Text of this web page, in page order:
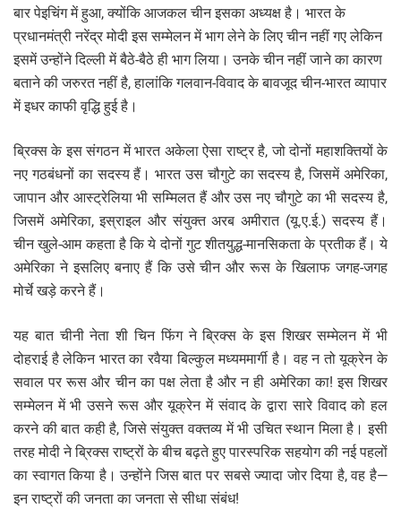
बार पेइचिंग में हुआ, क्योंकि आजकल चीन इसका अध्यक्ष है। भारत के
प्रधानमंत्री नरेंद्र मोदी इस सम्मेलन में भाग लेने के लिए चीन नहीं गए लेकिन
इसमें उन्होंने दिल्ली में बैठे-बैठे ही भाग लिया। उनके चीन नहीं जाने का कारण
बताने की जरुरत नहीं है, हालांकि गलवान-विवाद के बावजूद चीन-भारत व्यापार
में इधर काफी वृद्धि हुई है।
ब्रिक्स के इस संगठन में भारत अकेला ऐसा राष्ट्र है, जो दोनों महाशक्तियों के
नए गठबंधनों का सदस्य हैं। भारत उस चौगुटे का सदस्य है, जिसमें अमेरिका,
जापान और आस्ट्रेलिया भी सम्मिलत हैं और उस नए चौगुटे का भी सदस्य है,
जिसमें अमेरिका, इस्राइल और संयुक्त अरब अमीरात (यू.ए.ई.) सदस्य हैं।
चीन खुले-आम कहता है कि ये दोनों गुट शीतयुद्ध-मानसिकता के प्रतीक हैं। ये
अमेरिका ने इसलिए बनाए हैं कि उसे चीन और रूस के खिलाफ जगह-जगह
मोर्चे खड़े करने हैं।
यह बात चीनी नेता शी चिन फिंग ने ब्रिक्स के इस शिखर सम्मेलन में भी
दोहराई है लेकिन भारत का रवैया बिल्कुल मध्यममार्गी है। वह न तो यूक्रेन के
सवाल पर रूस और चीन का पक्ष लेता है और न ही अमेरिका का! इस शिखर
सम्मेलन में भी उसने रूस और यूक्रेन में संवाद के द्वारा सारे विवाद को हल
करने की बात कही है, जिसे संयुक्त वक्तव्य में भी उचित स्थान मिला है। इसी
तरह मोदी ने ब्रिक्स राष्ट्रों के बीच बढ़ते हुए पारस्परिक सहयोग की नई पहलों
का स्वागत किया है। उन्होंने जिस बात पर सबसे ज्यादा जोर दिया है, वह है—
इन राष्ट्रों की जनता का जनता से सीधा संबंध!